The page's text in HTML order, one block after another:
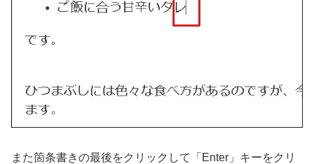
また箇条書きの最後をクリックして「Enter」キーをクリ